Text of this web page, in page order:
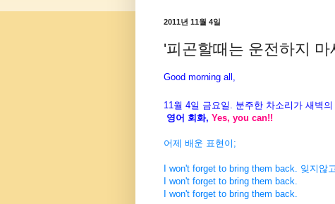
2011년 11월 4일
'피곤할때는 운전하지
Good morning all,
11월 4일 금요일. 분주한 차소리가 새벽
영어 회화, Yes, you can!!
어제 배운 표현이;
I won't forget to bring them back. 잊지않
I won't forget to bring them back.
I won't forget to bring them back.